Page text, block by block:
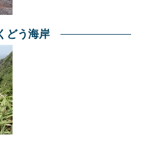
どう海岸